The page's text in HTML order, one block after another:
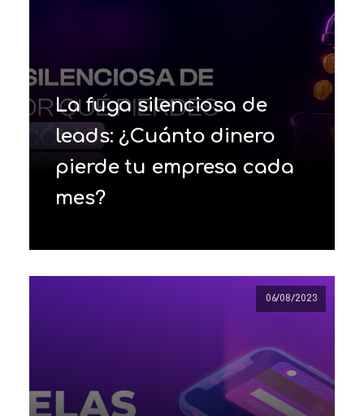
La fuga silenciosa de
leads: ¿Cuánto dinero
pierde tu empresa cada
mes?
06/08/2023